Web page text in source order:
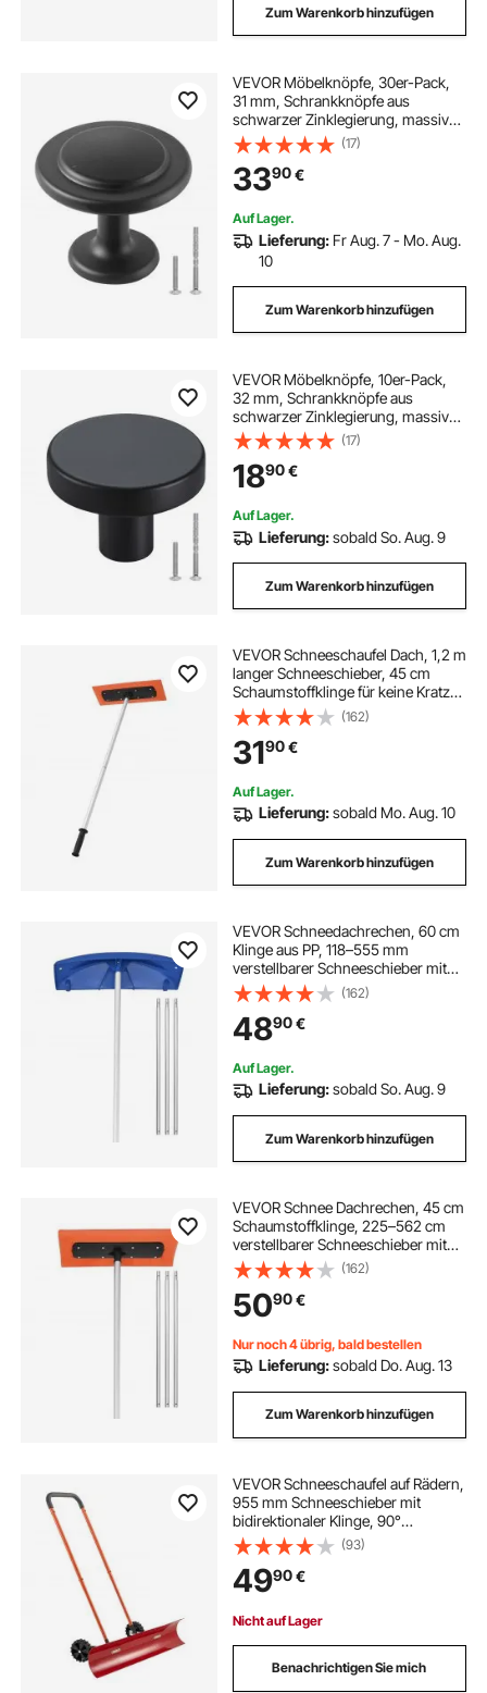
Zum Warenkorb hinzufügen
VEVOR Möbelknöpfe, 30er-Pack,
31 mm, Schrankknöpfe aus
schwarzer Zinklegierung, massive
Küchenknöpfe, Schubladenknöpfe,
Knauf mit Schrauben für
Badezimmer, Schränke,
Schubladen, Küche
(17)
3390€
Auf Lager.
Lieferung: Fr Aug. 7 - Mo. Aug.
10
Zum Warenkorb hinzufügen
VEVOR Möbelknöpfe, 10er-Pack,
32 mm, Schrankknöpfe aus
schwarzer Zinklegierung, massive
Küchenknöpfe, Schubladenknöpfe
mit Schrauben für Badezimmer,
Schränke, Schubladen, Küche
(17)
1890€
Auf Lager.
Lieferung:sobald So. Aug. 9
Zum Warenkorb hinzufügen
VEVOR Schneeschaufel Dach, 1,2 m
langer Schneeschieber, 45 cm
Schaumstoffklinge für keine Kratzer,
rutschfester Griff, leichtes
Schneeräumwerkzeug zum
Entfernen von Laub & Schnee auf
dem Dach
(162)
3190€
Auf Lager.
Lieferung:sobald Mo. Aug. 10
Zum Warenkorb hinzufügen
VEVOR Schneedachrechen, 60 cm
Klinge aus PP, 118–555 mm
verstellbarer Schneeschieber mit
Rädern, Schneeräumwerkzeug mit
rutschfestem Griff,
Hausdachrechen zum Entfernen
von Laub & Schnee
(162)
4890€
Auf Lager.
Lieferung:sobald So. Aug. 9
Zum Warenkorb hinzufügen
VEVOR Schnee Dachrechen, 45 cm
Schaumstoffklinge, 225–562 cm
verstellbarer Schneeschieber mit
rutschfestem Griff, leichtes
Schneeräumwerkzeug zum
Entfernen von Laub & Schnee vom
Dach
(162)
5090€
Nur noch 4 übrig, bald bestellen
Lieferung:sobald Do. Aug. 13
Zum Warenkorb hinzufügen
VEVOR Schneeschaufel auf Rädern,
955 mm Schneeschieber mit
bidirektionaler Klinge, 90°
verstellbarer Griff, Schneeräumer
aus Kunststoff, Schneepflug,
Schneeschippe zum Reinigen der
Einfahrt
(93)
4990€
Nicht auf Lager
Benachrichtigen Sie mich